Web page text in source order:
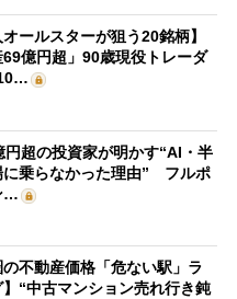
オールスターが狙う20銘柄】
69億円超」90歳現役トレーダ
円超の投資家が明かす“AI・半
に乗らなかった理由” フルポ
…
の不動産価格「危ない駅」ラ
】“中古マンション売れ行き鈍